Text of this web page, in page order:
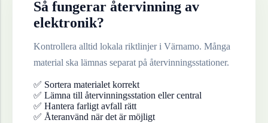
Så fungerar återvinning av
elektronik?
Kontrollera alltid lokala riktlinjer i Värnamo. Många
material ska lämnas separat på återvinningsstationer.
✅ Sortera materialet korrekt
✅ Lämna till återvinningsstation eller central
✅ Hantera farligt avfall rätt
✅ Återanvänd när det är möjligt